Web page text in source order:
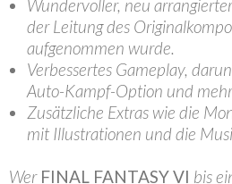
Wundervoller, neu
der Leitung des
aufgenommen wurde.
Verbessertes Gameplay,
Auto-Kampf-Option und
Zusätzliche Extras wie die
mit Illustrationen und die
Wer FINAL FANTASY VI bis